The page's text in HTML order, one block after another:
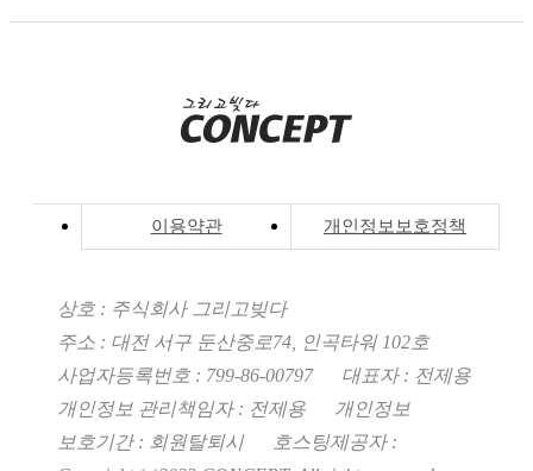
이용약관 개인정보보호정책
상호 : 주식회사 그리고빚다
주소 : 대전 서구 둔산중로74, 인곡타워 102호
사업자등록번호 : 799-86-00797 대표자 : 전제용
보호기간 : 회원탈퇴시 호스팅제공자 :